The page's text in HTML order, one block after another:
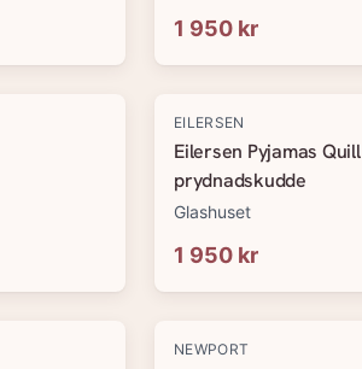
1 950 kr
EILERSEN
Eilersen Pyjamas Quill
prydnadskudde
Glashuset
1 950 kr
-20%
NEWPORT